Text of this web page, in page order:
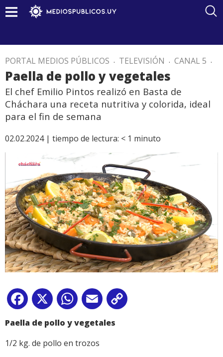
PORTAL MEDIOS PÚBLICOS . TELEVISIÓN . CANAL 5 .
Paella de pollo y vegetales
El chef Emilio Pintos realizó en Basta de
Cháchara una receta nutritiva y colorida, ideal
para el fin de semana
02.02.2024 | tiempo de lectura: < 1 minuto
Facebook
X WhatsApp
Email
Paella de pollo y vegetales
1/2 kg. de pollo en trozos